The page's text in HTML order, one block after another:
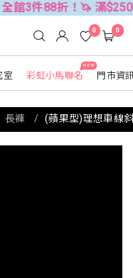
折！🦄 滿$2500折
室
NEW
彩虹小馬聯名 門市資
0 0
長褲 (蘋果型)理想車線